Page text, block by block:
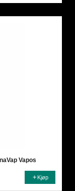
Vapos
Kjøp